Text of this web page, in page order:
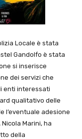
Locale è stata
Gandolfo è stata
si inserisce
dei servizi che
enti interessati
qualitativo delle
l’eventuale adesione
Marini, ha
della